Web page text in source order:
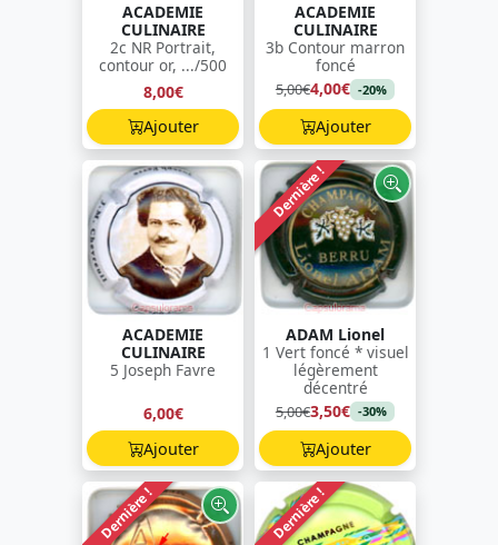
ACADEMIE
CULINAIRE
2c NR Portrait,
contour or, .../500
8,00€
Ajouter
ACADEMIE
CULINAIRE
3b Contour marron
foncé
5,00€4,00€ -20%
Ajouter
ACADEMIE
CULINAIRE
5 Joseph Favre
6,00€
Ajouter
Dernière !
ADAM Lionel
1 Vert foncé * visuel
légèrement
décentré
5,00€3,50€ -30%
Ajouter
Dernière ! Dernière !